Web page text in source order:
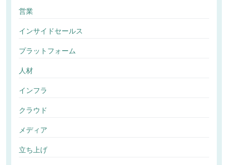
営業
インサイドセールス
プラットフォーム
人材
インフラ
クラウド
メディア
立ち上げ